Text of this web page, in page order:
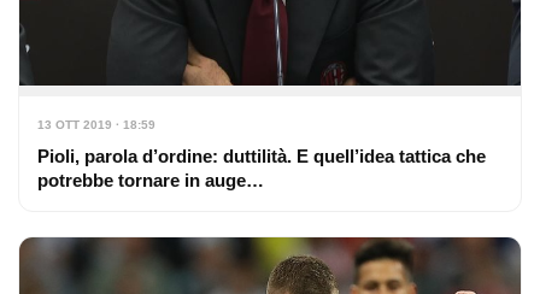
13 OTT 2019 · 18:59
Pioli, parola d’ordine: duttilità. E quell’idea tattica che
potrebbe tornare in auge…